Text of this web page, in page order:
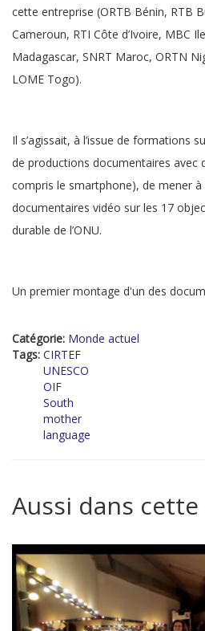
cette entreprise (ORTB Bénin, RTB
Cameroun, RTI Côte d’Ivoire, MBC
Madagascar, SNRT Maroc, ORTN
LOME Togo).
Il s’agissait, à l’issue de formations
de productions documentaires avec
compris le smartphone), de mener
documentaires vidéo sur les 17
durable de l’ONU.
Un premier montage d'un des
Catégorie: Monde actuel
Tags: CIRTEF
UNESCO
OIF
South
mother
language
Aussi dans